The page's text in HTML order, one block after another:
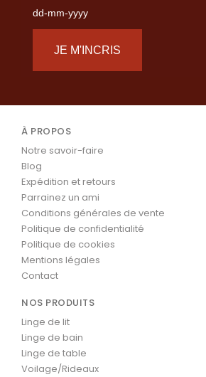
dd-mm-yyyy
JE M'INCRIS
À PROPOS
Notre savoir-faire
Blog
Expédition et retours
Parrainez un ami
Conditions générales de vente
Politique de confidentialité
Politique de cookies
Mentions légales
Contact
NOS PRODUITS
Linge de lit
Linge de bain
Linge de table
Voilage/Rideaux